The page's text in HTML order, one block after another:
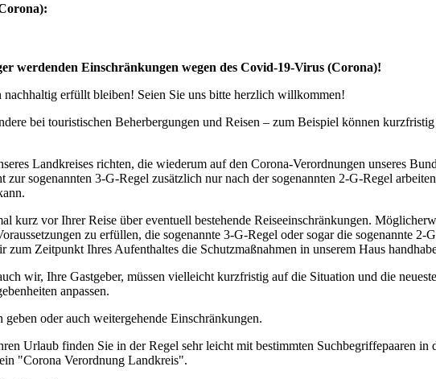
werdenden Einschränkungen wegen des Covid-19-Virus (Corona)!
erfüllt bleiben! Seien Sie uns bitte herzlich willkommen!
bei touristischen Beherbergungen und Reisen – zum Beispiel können
Landkreises richten, die wiederum auf den Corona-Verordnungen unseres
sogenannten 3-G-Regel zusätzlich nur nach der sogenannten 2-G-Regel
kurz vor Ihrer Reise über eventuell bestehende Reiseeinschränkungen.
zu erfüllen, die sogenannte 3-G-Regel oder sogar die sogenannte 2-
Zeitpunkt Ihres Aufenthaltes die Schutzmaßnahmen in unserem Haus
wir, Ihre Gastgeber, müssen vielleicht kurzfristig auf die Situation und die
anpassen.
oder auch weitergehende Einschränkungen.
Urlaub finden Sie in der Regel sehr leicht mit bestimmten Suchbegriffepaaren in
"Corona Verordnung Landkreis".